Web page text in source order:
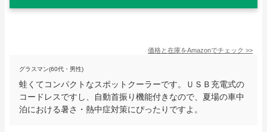
価格と在庫をAmazonでチェック >>
グラスマン(60代・男性)
蛙くてコンパクトなスポットクーラーです。ＵＳＢ充電式の
コードレスですし、自動首振り機能付きなので、夏場の車中
泊における暑さ・熱中症対策にぴったりですよ。